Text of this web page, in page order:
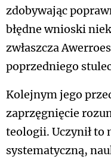
zdobywając
błędne wnioski
zwłaszcza
poprzedniego
Kolejnym jego
zaprzęgnięcie
teologii. Uczynił to
systematyczną,